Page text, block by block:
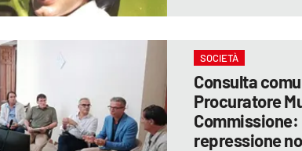
SOCIETÀ
Consulta
Procuratore
Commissione:
repressione